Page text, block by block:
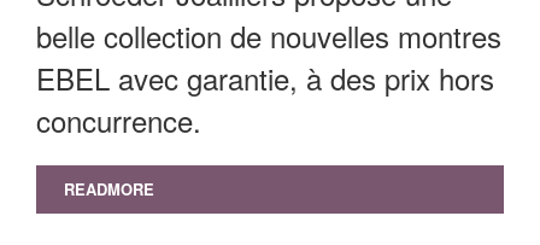
belle collection de nouvelles montres
EBEL avec garantie, à des prix hors
concurrence.
READMORE